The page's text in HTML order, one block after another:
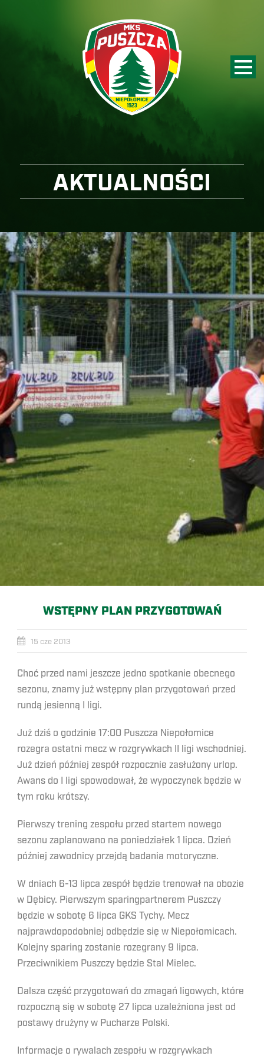
AKTUALNOŚCI
WSTĘPNY PLAN PRZYGOTOWAŃ
15 cze 2013
Choć przed nami jeszcze jedno spotkanie obecnego
sezonu, znamy już wstępny plan przygotowań przed
rundą jesienną I ligi.
Już dziś o godzinie 17:00 Puszcza Niepołomice
rozegra ostatni mecz w rozgrywkach II ligi wschodniej.
Już dzień później zespół rozpocznie zasłużony urlop.
Awans do I ligi spowodował, że wypoczynek będzie w
tym roku krótszy.
Pierwszy trening zespołu przed startem nowego
sezonu zaplanowano na poniedziałek 1 lipca. Dzień
później zawodnicy przejdą badania motoryczne.
W dniach 6-13 lipca zespół będzie trenował na obozie
w Dębicy. Pierwszym sparingpartnerem Puszczy
będzie w sobotę 6 lipca GKS Tychy. Mecz
najprawdopodobniej odbędzie się w Niepołomicach.
Kolejny sparing zostanie rozegrany 9 lipca.
Przeciwnikiem Puszczy będzie Stal Mielec.
Dalsza część przygotowań do zmagań ligowych, które
rozpoczną się w sobotę 27 lipca uzależniona jest od
postawy drużyny w Pucharze Polski.
Informacje o rywalach zespołu w rozgrywkach